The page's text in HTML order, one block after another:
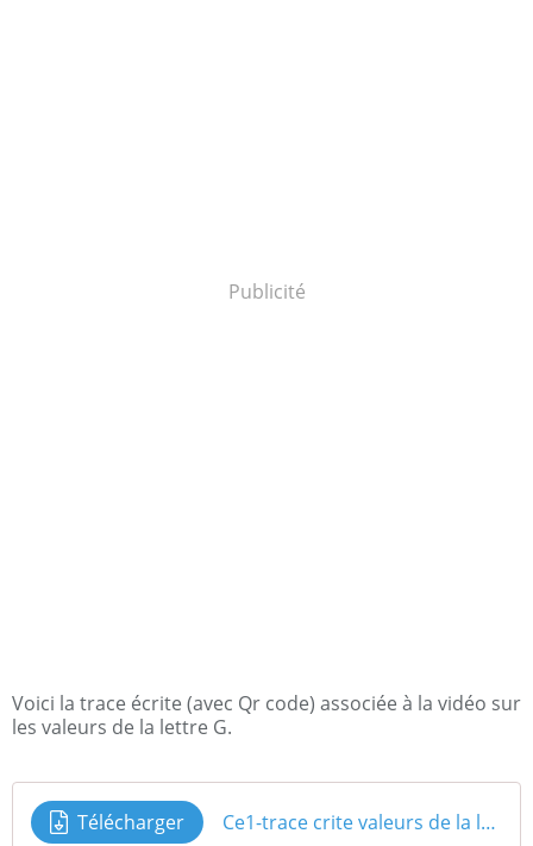
Publicité
Voici la trace écrite (avec Qr code) associée à la vidéo sur
les valeurs de la lettre G.
Télécharger Ce1-trace crite valeurs de la lettre g